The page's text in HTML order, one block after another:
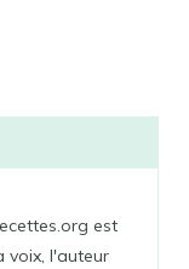
est
voix, l'auteur